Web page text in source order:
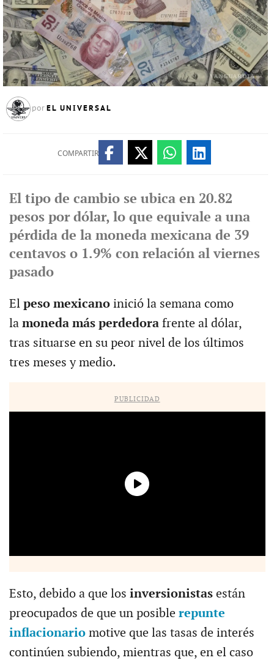
por EL UNIVERSAL
COMPARTIR
El tipo de cambio se ubica en 20.82
pesos por dólar, lo que equivale a una
pérdida de la moneda mexicana de 39
centavos o 1.9% con relación al viernes
pasado
El peso mexicano inició la semana como
la moneda más perdedora frente al dólar,
tras situarse en su peor nivel de los últimos
tres meses y medio.
PUBLICIDAD
Esto, debido a que los inversionistas están
preocupados de que un posible repunte
inflacionario motive que las tasas de interés
continúen subiendo, mientras que, en el caso